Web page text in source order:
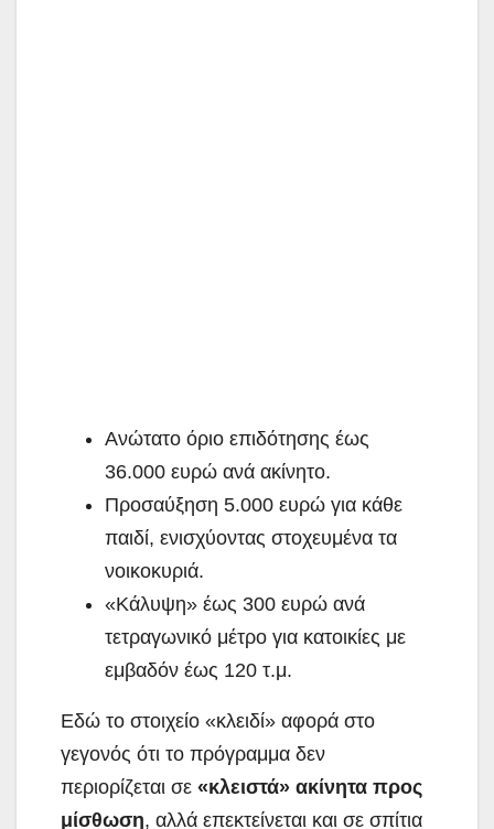
Ανώτατο όριο επιδότησης έως
36.000 ευρώ ανά ακίνητο.
Προσαύξηση 5.000 ευρώ για κάθε
παιδί, ενισχύοντας στοχευμένα τα
νοικοκυριά.
«Κάλυψη» έως 300 ευρώ ανά
τετραγωνικό μέτρο για κατοικίες με
εμβαδόν έως 120 τ.μ.
Εδώ το στοιχείο «κλειδί» αφορά στο
γεγονός ότι το πρόγραμμα δεν
περιορίζεται σε «κλειστά» ακίνητα προς
μίσθωση, αλλά επεκτείνεται και σε σπίτια